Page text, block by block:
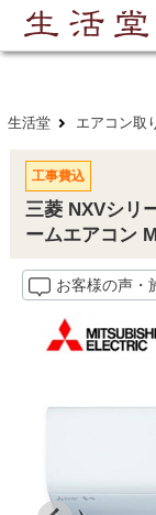
ご利用 288万･工事
生活堂 エアコン取
工事費込
三菱 NXVシ
ームエアコン
お客様の声・